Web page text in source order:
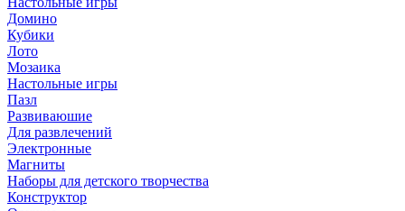
Домино
Кубики
Лото
Мозаика
Настольные игры
Пазл
Развиваюшие
Для развлечений
Электронные
Магниты
Наборы для детского творчества
Конструктор